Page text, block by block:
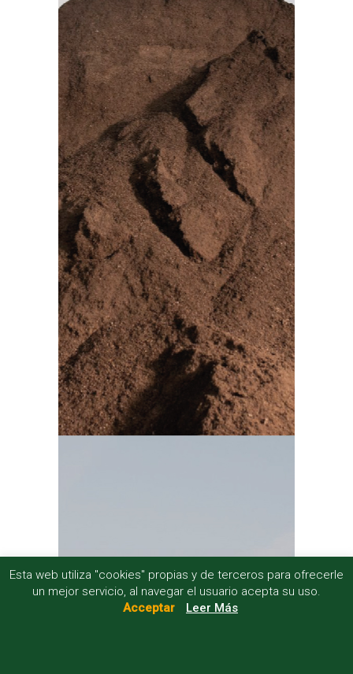
Esta web utiliza "cookies" propias y de terceros para ofrecerle
un mejor servicio, al navegar el usuario acepta su uso.
Acceptar
Leer Más